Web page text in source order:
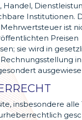
Handel,
Institutionen.
ist
Preisen
sie wird in
insbesondere alle